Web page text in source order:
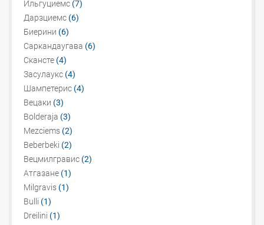
Ильгуциемс (7)
Дарзциемс (6)
Биерини (6)
Саркандаугава (6)
Скансте (4)
Засулаукс (4)
Шампетерис (4)
Вецаки (3)
Bolderaja (3)
Mezciems (2)
Beberbeki (2)
Вецмилгравис (2)
Атгазане (1)
Milgravis (1)
Bulli (1)
Dreilini (1)